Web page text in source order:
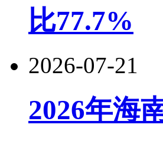
比77.7%
2026-07-21
2026年海